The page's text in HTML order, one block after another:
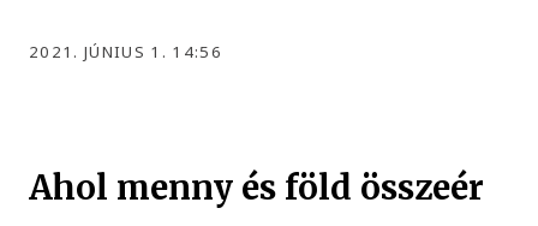
2021. JÚNIUS 1. 14:56
Ahol menny és föld összeér